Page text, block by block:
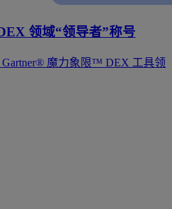
领域“领导者”称号
Gartner® 魔力象限™ DEX 工具领